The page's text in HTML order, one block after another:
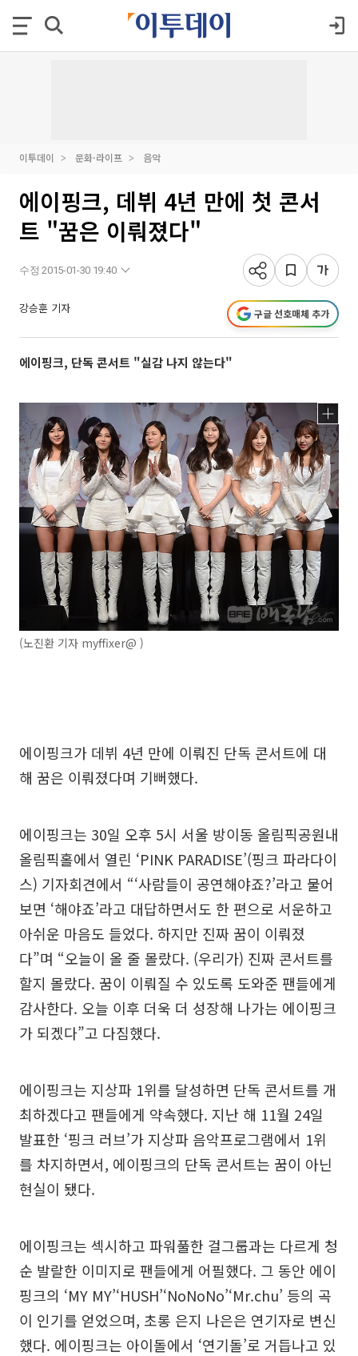
이투데이 문화·라이프 음악
에이핑크, 데뷔 4년 만에 첫 콘서
트 "꿈은 이뤄졌다"
수정 2015-01-30 19:40
강승훈 기자 구글 선호매체 추가
에이핑크, 단독 콘서트 "실감 나지 않는다"
(노진환 기자 myffixer@ )
에이핑크가 데뷔 4년 만에 이뤄진 단독 콘서트에 대
해 꿈은 이뤄졌다며 기뻐했다.
에이핑크는 30일 오후 5시 서울 방이동 올림픽공원내
올림픽홀에서 열린 ‘PINK PARADISE’(핑크 파라다이
스) 기자회견에서 “‘사람들이 공연해야죠?’라고 물어
보면 ‘해야죠’라고 대답하면서도 한 편으로 서운하고
아쉬운 마음도 들었다. 하지만 진짜 꿈이 이뤄졌
다”며 “오늘이 올 줄 몰랐다. (우리가) 진짜 콘서트를
할지 몰랐다. 꿈이 이뤄질 수 있도록 도와준 팬들에게
감사한다. 오늘 이후 더욱 더 성장해 나가는 에이핑크
가 되겠다”고 다짐했다.
에이핑크는 지상파 1위를 달성하면 단독 콘서트를 개
최하겠다고 팬들에게 약속했다. 지난 해 11월 24일
발표한 ‘핑크 러브’가 지상파 음악프로그램에서 1위
를 차지하면서, 에이핑크의 단독 콘서트는 꿈이 아닌
현실이 됐다.
에이핑크는 섹시하고 파워풀한 걸그룹과는 다르게 청
순 발랄한 이미지로 팬들에게 어필했다. 그 동안 에이
핑크의 ‘MY MY’‘HUSH’‘NoNoNo’‘Mr.chu’ 등의 곡
이 인기를 얻었으며, 초롱 은지 나은은 연기자로 변신
했다. 에이핑크는 아이돌에서 ‘연기돌’로 거듭나고 있